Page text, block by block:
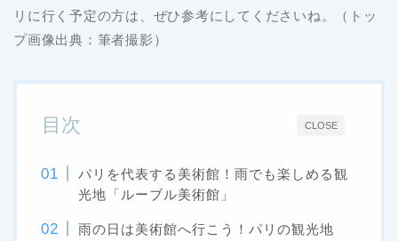
リに行く予定の方は、ぜひ参考にしてくださいね。（トッ
プ画像出典：筆者撮影）
CLOSE
目次
パリを代表する美術館！雨でも楽しめる観
光地「ルーブル美術館」
雨の日は美術館へ行こう！パリの観光地